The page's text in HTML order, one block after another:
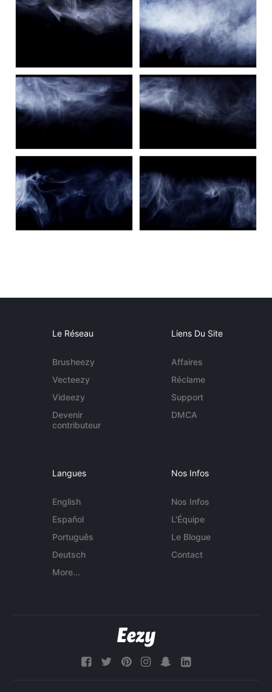
Le Réseau
Brusheezy
Vecteezy
Videezy
Devenir
contributeur
Liens Du Site
Affaires
Réclame
Support
DMCA
Langues
English
Español
Português
Deutsch
More...
Nos Infos
Nos Infos
L'Équipe
Le Blogue
Contact